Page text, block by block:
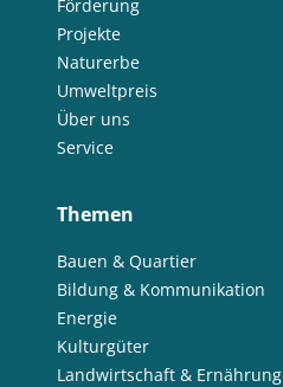
Förderung
Projekte
Naturerbe
Umweltpreis
Über uns
Service
Themen
Bauen & Quartier
Bildung & Kommunikation
Energie
Kulturgüter
Landwirtschaft & Ernährung